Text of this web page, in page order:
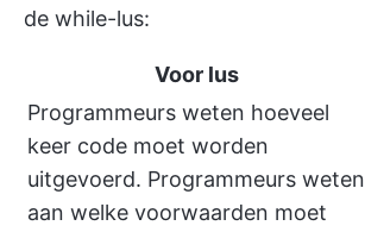
de while-lus:
Voor lus
Programmeurs weten hoeveel
keer code moet worden
uitgevoerd. Programmeurs weten
aan welke voorwaarden moet